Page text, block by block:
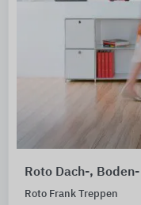
Roto Dach-,
Roto Frank Treppen